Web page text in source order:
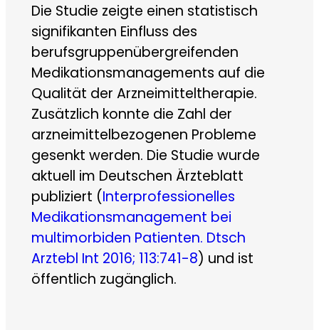
Die Studie zeigte einen statistisch
signifikanten Einfluss des
berufsgruppenübergreifenden
Medikationsmanagements auf die
Qualität der Arzneimitteltherapie.
Zusätzlich konnte die Zahl der
arzneimittelbezogenen Probleme
gesenkt werden. Die Studie wurde
aktuell im Deutschen Ärzteblatt
publiziert (Interprofessionelles
Medikationsmanagement bei
multimorbiden Patienten. Dtsch
Arztebl Int 2016; 113:741-8) und ist
öffentlich zugänglich.